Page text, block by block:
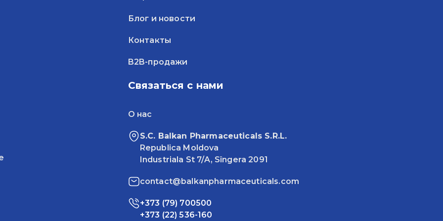
Блог и новости
Контакты
B2B-продажи
Связаться с нами
О нас
S.C. Balkan Pharmaceuticals S.R.L.
Republica Moldova
Industriala St 7/A, Sîngera 2091
contact@balkanpharmaceuticals.com
+373 (79) 700500
+373 (22) 536-160